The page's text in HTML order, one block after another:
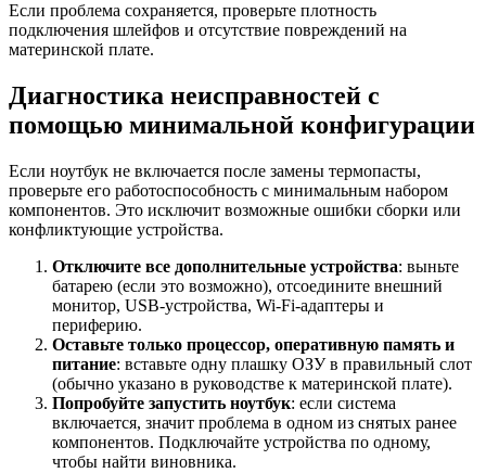
Если проблема сохраняется, проверьте плотность
подключения шлейфов и отсутствие повреждений на
материнской плате.
Диагностика неисправностей с
помощью минимальной конфигурации
Если ноутбук не включается после замены термопасты,
проверьте его работоспособность с минимальным набором
компонентов. Это исключит возможные ошибки сборки или
конфликтующие устройства.
Отключите все дополнительные устройства: выньте
батарею (если это возможно), отсоедините внешний
монитор, USB-устройства, Wi-Fi-адаптеры и
периферию.
Оставьте только процессор, оперативную память и
питание: вставьте одну плашку ОЗУ в правильный слот
(обычно указано в руководстве к материнской плате).
Попробуйте запустить ноутбук: если система
включается, значит проблема в одном из снятых ранее
компонентов. Подключайте устройства по одному,
чтобы найти виновника.